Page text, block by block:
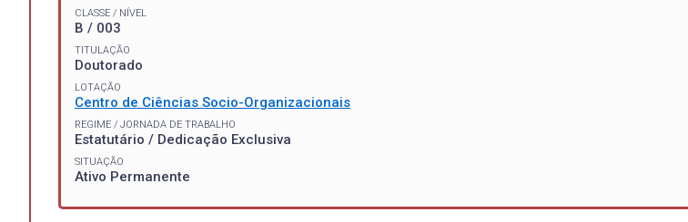
CLASSE / NÍVEL
B / 003
TITULAÇÃO
Doutorado
LOTAÇÃO
Centro de Ciências Socio-Organizacionais
REGIME / JORNADA DE TRABALHO
Estatutário / Dedicação Exclusiva
SITUAÇÃO
Ativo Permanente